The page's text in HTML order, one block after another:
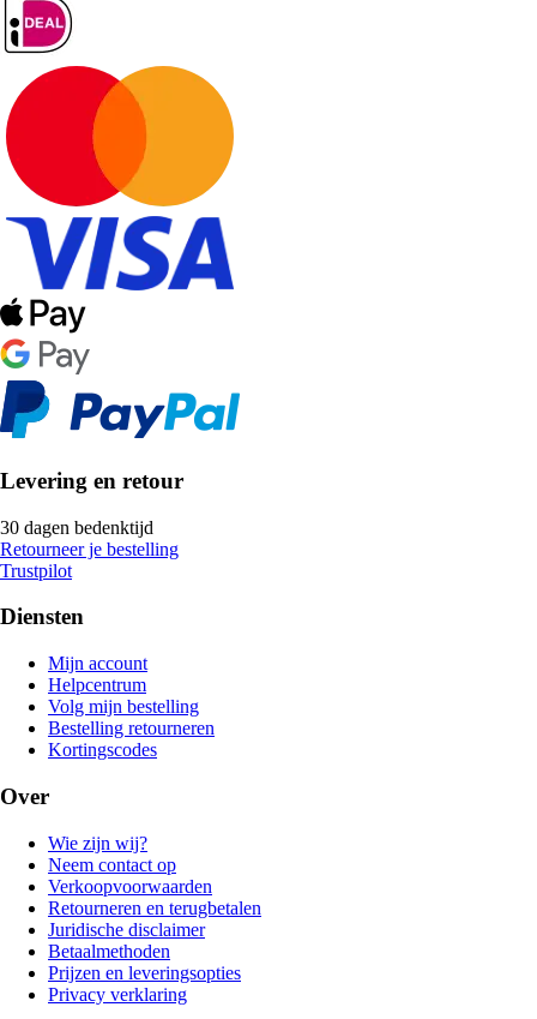
Levering en retour
30 dagen bedenktijd
Retourneer je bestelling
Trustpilot
Diensten
Mijn account
Helpcentrum
Volg mijn bestelling
Bestelling retourneren
Kortingscodes
Over
Wie zijn wij?
Neem contact op
Verkoopvoorwaarden
Retourneren en terugbetalen
Juridische disclaimer
Betaalmethoden
Prijzen en leveringsopties
Privacy verklaring